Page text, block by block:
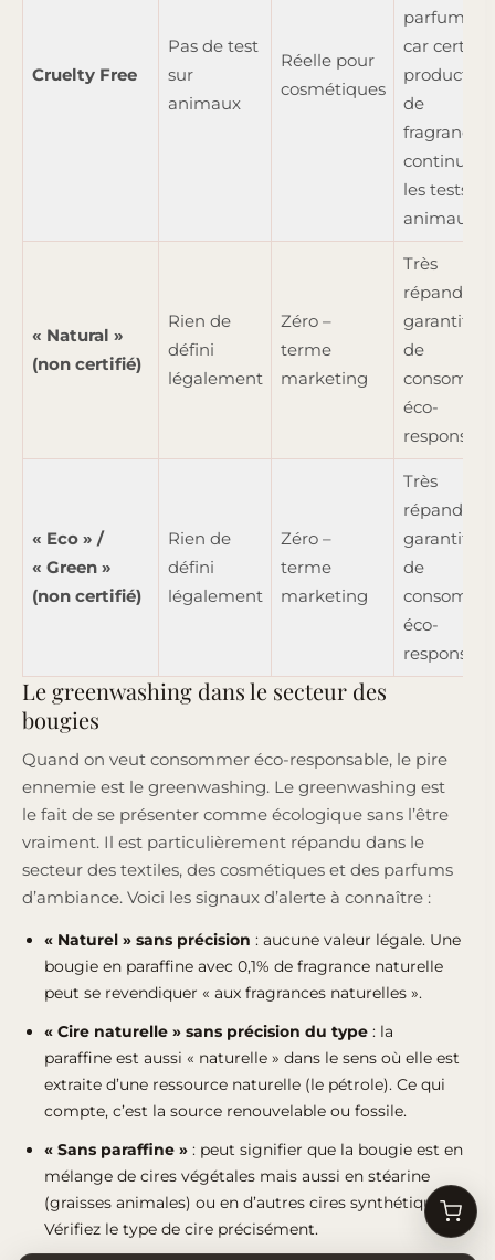
Cruelty Free
Pas de test
sur
animaux
Réelle pour
cosmétiques
parfumés
car
de
fragrances
continuent
les tests
animaux.
« Natural »
(non certifié)
Rien de
défini
légalement
Zéro –
terme
marketing
Très
répandu,
garantit
de
éco-
« Eco » /
« Green »
(non certifié)
Rien de
défini
légalement
Zéro –
terme
marketing
Très
répandu,
garantit
de
éco-
Le greenwashing dans le secteur des
bougies
Quand on veut consommer éco-responsable, le pire
ennemie est le greenwashing. Le greenwashing est
le fait de se présenter comme écologique sans l’être
vraiment. Il est particulièrement répandu dans le
secteur des textiles, des cosmétiques et des parfums
d’ambiance. Voici les signaux d’alerte à connaître :
« Naturel » sans précision : aucune valeur légale. Une
bougie en paraffine avec 0,1% de fragrance naturelle
peut se revendiquer « aux fragrances naturelles ».
« Cire naturelle » sans précision du type : la
paraffine est aussi « naturelle » dans le sens où elle est
extraite d’une ressource naturelle (le pétrole). Ce qui
compte, c’est la source renouvelable ou fossile.
« Sans paraffine » : peut signifier que la bougie est en
mélange de cires végétales mais aussi en stéarine
(graisses animales) ou en d’autres cires synthétiques.
Vérifiez le type de cire précisément.